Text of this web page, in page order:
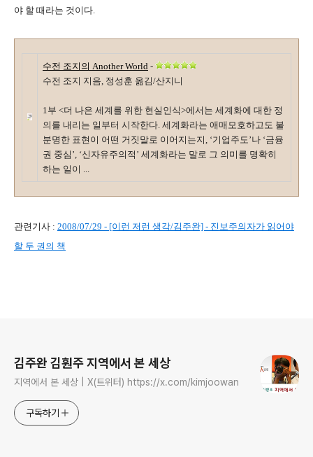
야 할 때라는 것이다.
수전 조지의 Another World -
수전 조지 지음, 정성훈 옮김/산지니
1부 <더 나은 세계를 위한 현실인식>에서는 세계화에 대한 정
의를 내리는 일부터 시작한다. 세계화라는 애매모호하고도 불
분명한 표현이 어떤 거짓말로 이어지는지, ‘기업주도’나 ‘금융
권 중심’, ‘신자유주의적’ 세계화라는 말로 그 의미를 명확히
하는 일이 ...
관련기사 : 2008/07/29 - [이런 저런 생각/김주완] - 진보주의자가 읽어야
할 두 권의 책
김주완 김훤주 지역에서 본 세상
지역에서 본 세상 | X(트위터) https://x.com/kimjoowan
구독하기